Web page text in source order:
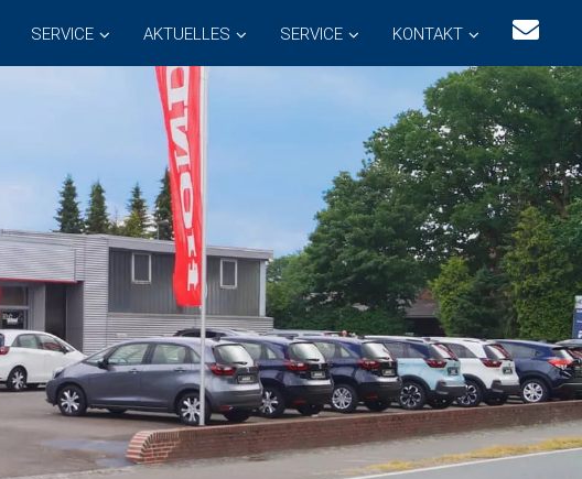
SERVICE AKTUELLES SERVICE KONTAKT